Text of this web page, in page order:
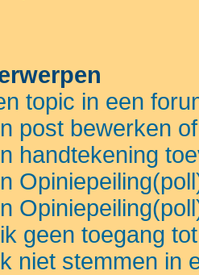
topic in een
post bewerken
handtekening
geen toegang
niet stemmen in